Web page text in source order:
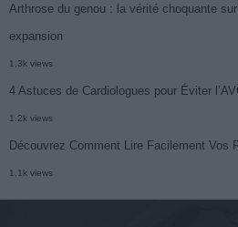
Arthrose du genou : la vérité choquante
expansion
1.3k views
4 Astuces de Cardiologues pour Éviter
1.2k views
Découvrez Comment Lire Facilement Vos
1.1k views